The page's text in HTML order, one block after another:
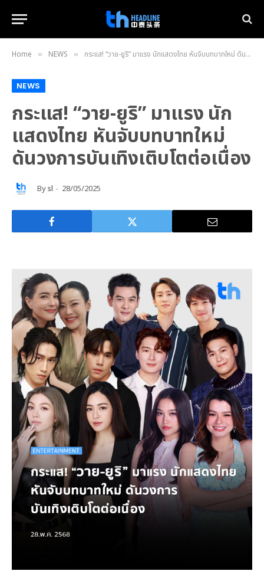
Home » NEWS » กระแส! “วาย-ยูริ” มาแรง นักแสดงไทย หันจับบทบาทใหม่ ดันวงการบันเทิงเติบโตต่อเนื่อง
NEWS
กระแส! “วาย-ยูริ” มาแรง นัก
แสดงไทย หันจับบทบาทใหม่
ดันวงการบันเทิงเติบโตต่อเนื่อง
Bysl 28/05/2025